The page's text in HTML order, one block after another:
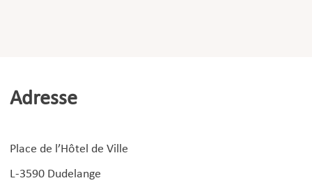
Adresse
Place de l’Hôtel de Ville
L-3590 Dudelange